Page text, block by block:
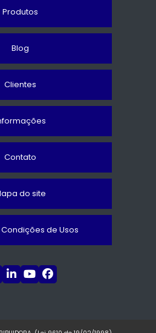
Produtos
Blog
Clientes
Contato
do site
de Usos